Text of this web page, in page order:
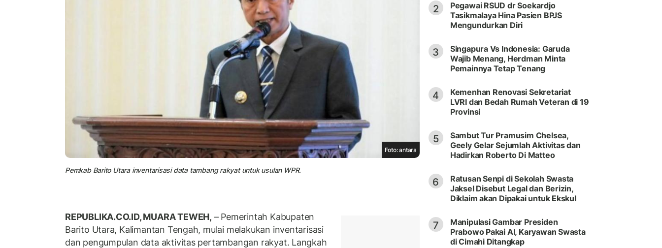
Foto: antara
Pemkab Barito Utara inventarisasi data tambang rakyat untuk usulan WPR.
REPUBLIKA.CO.ID, MUARA TEWEH, – Pemerintah Kabupaten
Barito Utara, Kalimantan Tengah, mulai melakukan inventarisasi
dan pengumpulan data aktivitas pertambangan rakyat. Langkah
2
Pegawai RSUD dr Soekardjo
Tasikmalaya Hina Pasien BPJS
Mengundurkan Diri
3
Singapura Vs Indonesia: Garuda
Wajib Menang, Herdman Minta
Pemainnya Tetap Tenang
4
Kemenhan Renovasi Sekretariat
LVRI dan Bedah Rumah Veteran di 19
Provinsi
5
Sambut Tur Pramusim Chelsea,
Geely Gelar Sejumlah Aktivitas dan
Hadirkan Roberto Di Matteo
6
Ratusan Senpi di Sekolah Swasta
Jaksel Disebut Legal dan Berizin,
Diklaim akan Dipakai untuk Ekskul
7
Manipulasi Gambar Presiden
Prabowo Pakai AI, Karyawan Swasta
di Cimahi Ditangkap